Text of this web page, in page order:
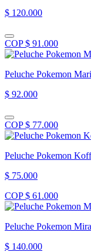
$ 120.000
COP $ 91.000
Peluche Pokemon
$ 92.000
COP $ 77.000
Peluche Pokemon
$ 75.000
COP $ 61.000
Peluche Pokemon
$ 140.000